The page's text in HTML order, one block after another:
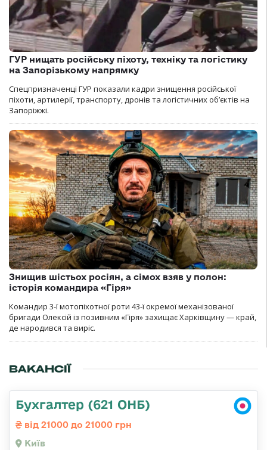
ГУР нищать російську піхоту, техніку та логістику
на Запорізькому напрямку
Спецпризначенці ГУР показали кадри знищення російської
піхоти, артилерії, транспорту, дронів та логістичних об’єктів на
Запоріжжі.
Знищив шістьох росіян, а сімох взяв у полон:
історія командира «Гіря»
Командир 3-ї мотопіхотної роти 43-ї окремої механізованої
бригади Олексій із позивним «Гіря» захищає Харківщину — край,
де народився та виріс.
ВАКАНСІЇ
Бухгалтер (621 ОНБ)
від 21000 до 21000 грн
Київ